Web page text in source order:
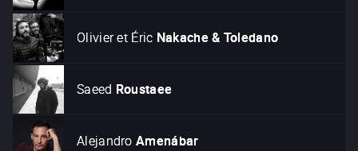
Olivier et Éric Nakache & Toledano
Saeed Roustaee
Alejandro Amenábar